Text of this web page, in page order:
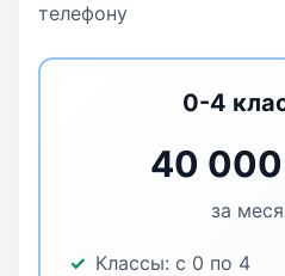
телефону
0-4
40
за
Классы: с 0 по 4